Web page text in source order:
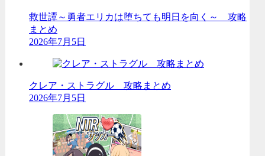
救世譚～勇者エリカは堕ちても明日を向く～ 攻略
まとめ
2026年7月5日
クレア・ストラグル 攻略まとめ
2026年7月5日